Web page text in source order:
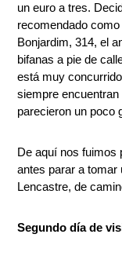
un euro a tres.
recomendado
Bonjardim, 314, el
bifanas a pie de
está muy
siempre
parecieron un poco
De aquí nos fuimos
antes parar a tomar
Lencastre, de
Segundo día de